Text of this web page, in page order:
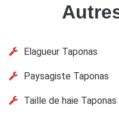
Elagueur Taponas
Paysagiste Taponas
Taille de haie Taponas